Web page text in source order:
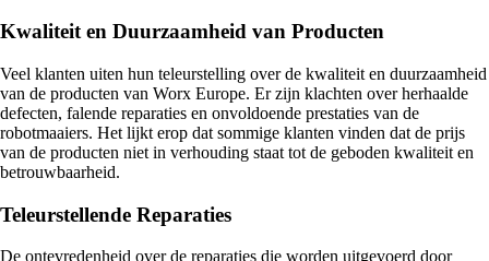
Kwaliteit en Duurzaamheid van Producten
Veel klanten uiten hun teleurstelling over de kwaliteit en duurzaamheid
van de producten van Worx Europe. Er zijn klachten over herhaalde
defecten, falende reparaties en onvoldoende prestaties van de
robotmaaiers. Het lijkt erop dat sommige klanten vinden dat de prijs
van de producten niet in verhouding staat tot de geboden kwaliteit en
betrouwbaarheid.
Teleurstellende Reparaties
De ontevredenheid over de reparaties die worden uitgevoerd door